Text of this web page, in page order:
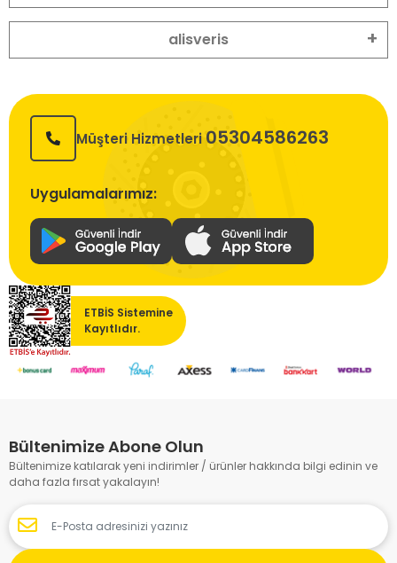
alisveris
Müşteri Hizmetleri 05304586263
Uygulamalarımız:
ETBİS Sistemine
Kayıtlıdır.
Bültenimize Abone Olun
Bültenimize katılarak yeni indirimler / ürünler hakkında bilgi edinin ve
daha fazla fırsat yakalayın!